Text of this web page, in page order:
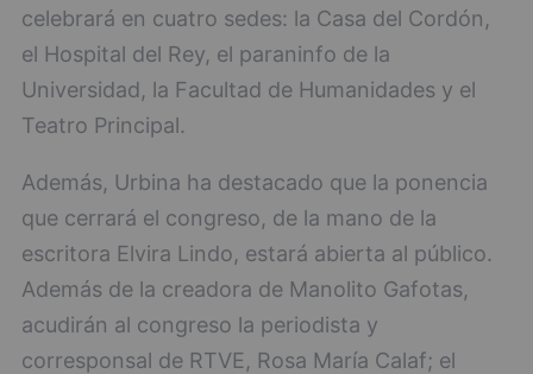
celebrará en cuatro sedes: la Casa del Cordón,
el Hospital del Rey, el paraninfo de la
Universidad, la Facultad de Humanidades y el
Teatro Principal.
Además, Urbina ha destacado que la ponencia
que cerrará el congreso, de la mano de la
escritora Elvira Lindo, estará abierta al público.
Además de la creadora de Manolito Gafotas,
acudirán al congreso la periodista y
corresponsal de RTVE, Rosa María Calaf; el